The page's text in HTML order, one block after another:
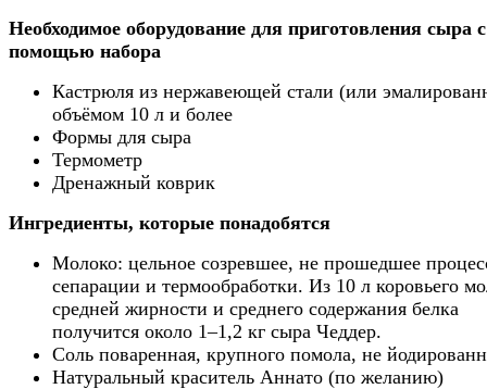
Необходимое оборудование для приготовления сыра с
помощью набора
Кастрюля из нержавеющей стали (или
объёмом 10 л и более
Формы для сыра
Термометр
Дренажный коврик
Ингредиенты, которые понадобятся
Молоко: цельное созревшее, не прошедшее
сепарации и термообработки. Из 10 л коровьего
средней жирности и среднего содержания белка
получится около 1–1,2 кг сыра Чеддер.
Соль поваренная, крупного помола, не
Натуральный краситель Аннато (по желанию)